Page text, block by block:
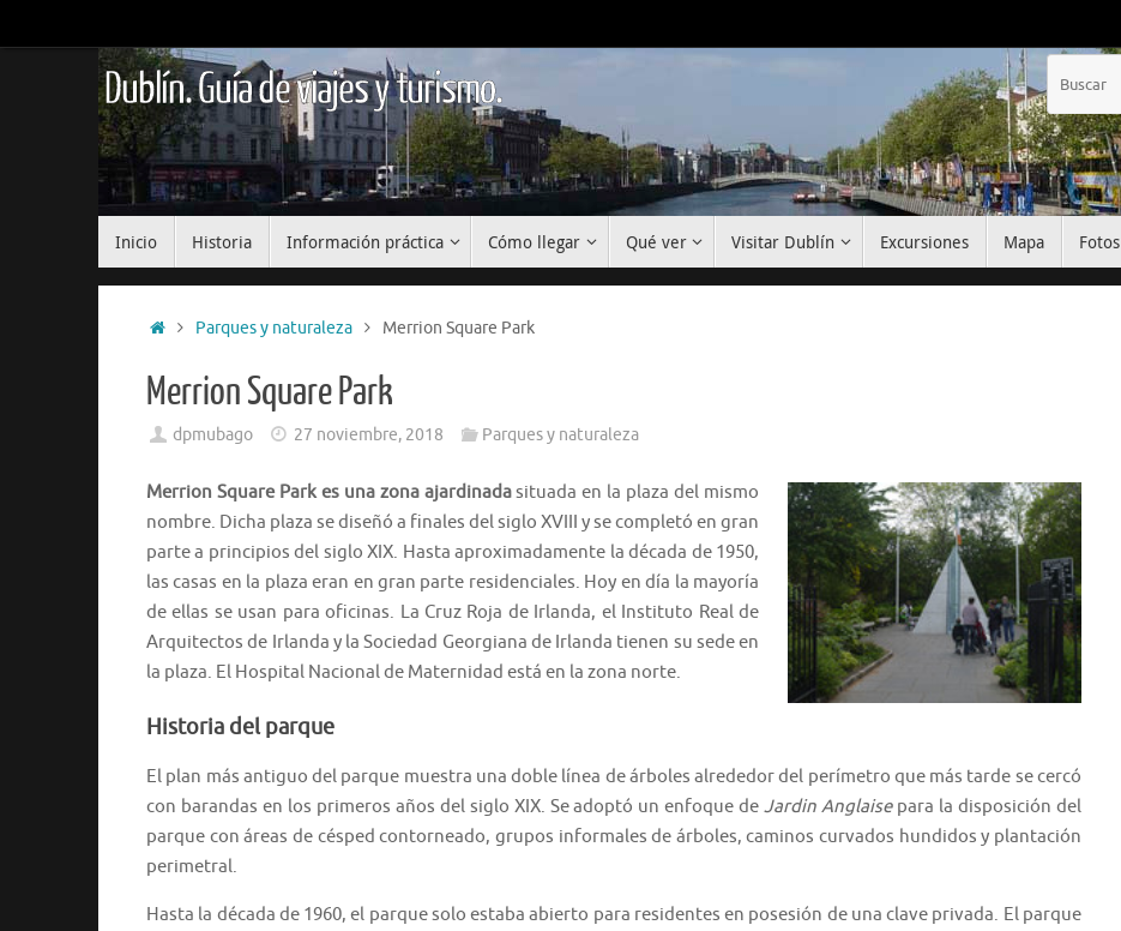
al
Dublín. Guía de viajes y turismo.
Inicio Historia Información práctica Cómo llegar Qué ver Visitar Dublín Excursiones Mapa Fotos
InicioParques y naturaleza Merrion Square Park
Merrion Square Park
dpmubago 27 noviembre, 2018 Parques y naturaleza
Merrion Square Park es una zona ajardinadasituada en la plaza del mismo
nombre. Dicha plaza se diseñó a finales del siglo XVIII y se completó en gran
parte a principios del siglo XIX. Hasta aproximadamente la década de 1950,
las casas en la plaza eran en gran parte residenciales. Hoy en día la mayoría
de ellas se usan para oficinas. La Cruz Roja de Irlanda, el Instituto Real de
Arquitectos de Irlanda y la Sociedad Georgiana de Irlanda tienen su sede en
la plaza. El Hospital Nacional de Maternidad está en la zona norte.
Historia del parque
El plan más antiguo del parque muestra una doble línea de árboles alrededor del perímetro que más tarde se cercó
con barandas en los primeros años del siglo XIX. Se adoptó un enfoque deJardin Anglaisepara la disposición del
parque con áreas de césped contorneado, grupos informales de árboles, caminos curvados hundidos y plantación
perimetral.
Hasta la década de 1960, el parque solo estaba abierto para residentes en posesión de una clave privada. El parque